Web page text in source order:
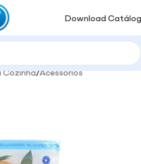
Download
Cozinha/Acessórios